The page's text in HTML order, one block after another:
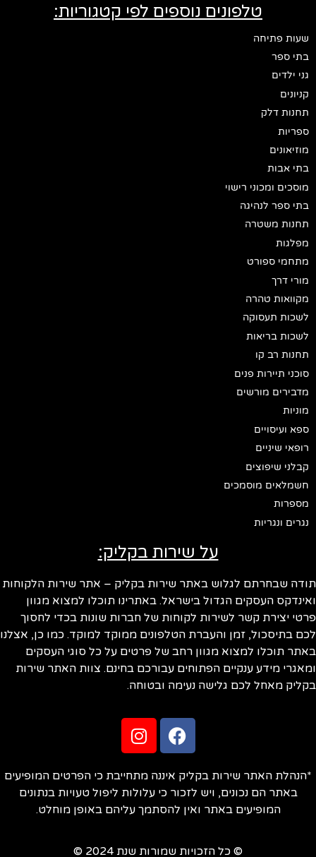
טלפונים נוספים לפי קטגוריות:
שעות פתיחה
בתי ספר
גני ילדים
קניונים
תחנות דלק
ספריות
מוזיאונים
בתי אבות
מוסכים ומכוני רישוי
בתי ספר לנהיגה
תחנות משטרה
מפלגות
מתחמי ספורט
מורי דרך
מקוואות טהרה
לשכות תעסוקה
לשכות בריאות
תחנות רב קו
סוכני תיירות פנים
מדבירים מורשים
מוניות
ספא ועיסויים
רופאי שיניים
קבלני שיפוצים
חשמלאים מוסמכים
מספרות
נגרים ונגריות
על שירות בקליק:
תודה שבחרתם לגלוש באתר שירות בקליק – אתר שירות הלקוחות
ואינדקס העסקים הגדול בישראל. באתרינו תוכלו למצוא מגוון
פרטי יצירת קשר לשירות לקוחות של חברות שונות בכדי לחסוך
לכם בתיסכול, זמן והעברת הטלפונים ממוקד למוקד. כמו כן, אצלנו
באתר תוכלו למצוא מגוון רחב של פרטים על כל סוגי העסקים
ומאגרי מידע ענקיים הפתוחים עבורכם בחינם. צוות האתר שירות
בקליק מאחל לכם גלישה נעימה ובטוחה.
*הנהלת האתר שירות בקליק איננה מתחייבת כי הפרטים המופיעים
באתר הם נכונים, ויש לזכור כי עלולות ליפול טעויות בנתונים
המופיעים באתר ואין להסתמך עליהם באופן מוחלט.
© כל הזכויות שמורות שנת 2024 ©